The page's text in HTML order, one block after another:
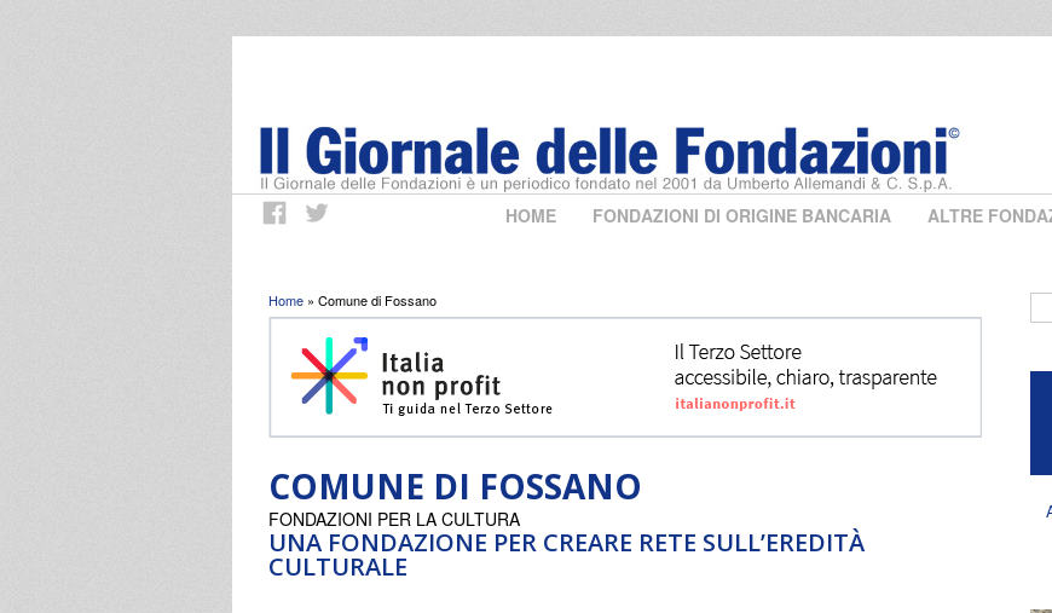
HOME FONDAZIONI DI ORIGINE BANCARIA ALTRE
Tu sei qui
Home » Comune di Fossano
COMUNE DI FOSSANO
UNA FONDAZIONE PER CREARE RETE SULL’EREDITÀ
CULTURALE
FONDAZIONI PER LA CULTURA